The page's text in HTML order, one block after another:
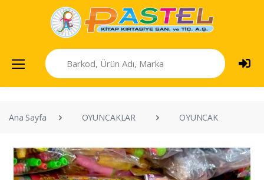
Ana Sayfa OYUNCAKLAR OYUNCAK